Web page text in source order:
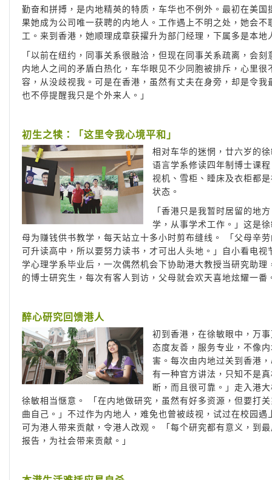
勤奋和拼搏，是内地精英的特质，车华也不例外。最初在美
果她成为公司唯一获聘的内地人。工作遇上不明之处，她会
工。来到香港，她顺理成章获擢升为部门经理，下属多是本
「以前在纽约，同事关系很融洽，但现在同事关系疏离，会
内地人之间的矛盾白热化，车华眼见不少同胞被排斥，心里
容，从没歧视我。可是在香港，虽然有丈夫在身旁，却是令
也不停提醒我只是个外来人。」
初生之犊：「这里令我心境平和」
相对车华的迷惘，廿六岁的
语言学系修读四年制博士课
视机、雪柜、睡床及衣柜都
状态。
「香港只是我暂时居留的地
学，从事学术工作。」这是
母为赚钱供书教学，每天站立十多小时剪布缝线。 「父母辛
可升读高中，所以要努力读书，才可出人头地。」自小看电
学心理学系毕业后，一次偶然机会下协助港大教授当研究助
的博士研究生，每次有客人到访，父母就会欢天喜地炫耀一番
醉心研究回馈港人
初到香港，在徐敏眼中，万
态度友善，服务专业，不像
害。每次由内地过关到香港
有一种官方讲法，只知不是
断，而且很可靠。」走入港
徐敏相当惬意。 「在内地做研究，虽然有好多资源，但要打
曲自己。」不过作为内地人，难免也曾被歧视，试过在校园
可为港人带来贡献，令港人改观。 「每个研究都有意义，到
报告，为社会带来贡献。」